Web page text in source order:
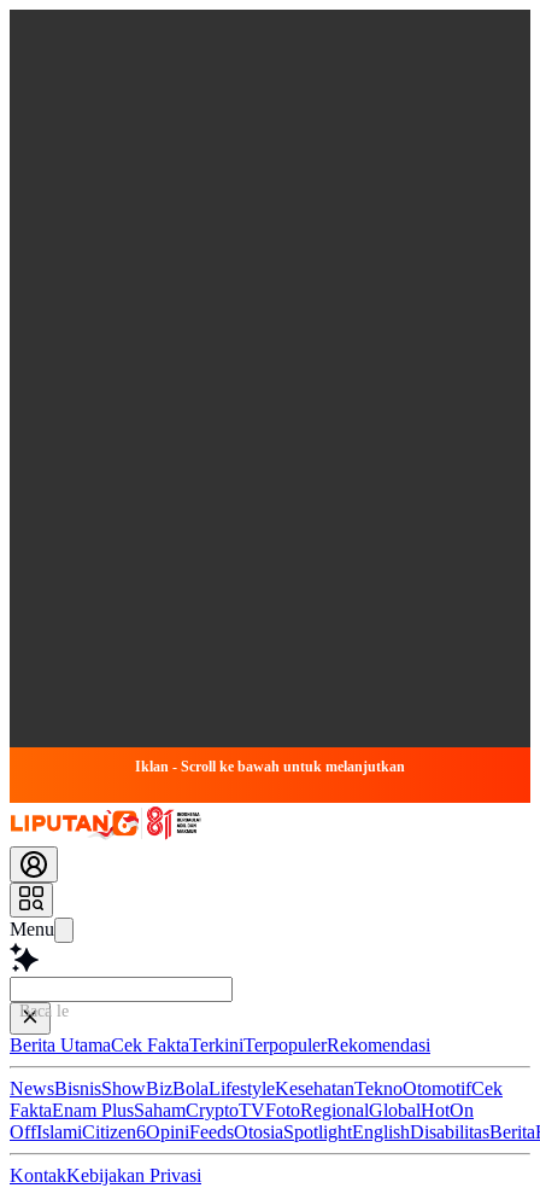
Iklan - Scroll ke bawah untuk melanjutkan
Menu
Baca lebih cepat...
Berita UtamaCek FaktaTerkiniTerpopulerRekomendasi
NewsBisnisShowBizBolaLifestyleKesehatanTeknoOtomotifCek
FaktaEnam PlusSahamCryptoTVFotoRegionalGlobalHotOn
OffIslamiCitizen6OpiniFeedsOtosiaSpotlightEnglishDisabilitasBerita
KontakKebijakan Privasi